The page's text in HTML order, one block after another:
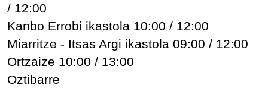
/ 12:00
Kanbo Errobi ikastola 10:00 / 12:00
Miarritze - Itsas Argi ikastola 09:00 / 12:00
Ortzaize 10:00 / 13:00
Oztibarre